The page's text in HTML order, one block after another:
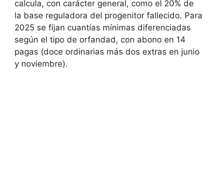
calcula, con carácter general, como el 20% de
la base reguladora del progenitor fallecido. Para
2025 se fijan cuantías mínimas diferenciadas
según el tipo de orfandad, con abono en 14
pagas (doce ordinarias más dos extras en junio
y noviembre).